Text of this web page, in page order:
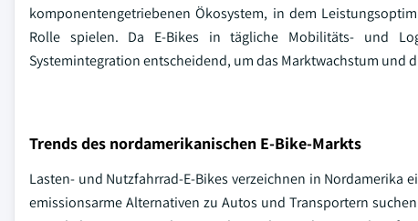
komponentengetriebenen Ökosystem, in dem
Rolle spielen. Da E-Bikes in tägliche Mobilitäts- und
Systemintegration entscheidend, um das Marktwachstum und
Trends des nordamerikanischen E-Bike-Markts
Lasten- und Nutzfahrrad-E-Bikes verzeichnen in
emissionsarme Alternativen zu Autos und Transportern